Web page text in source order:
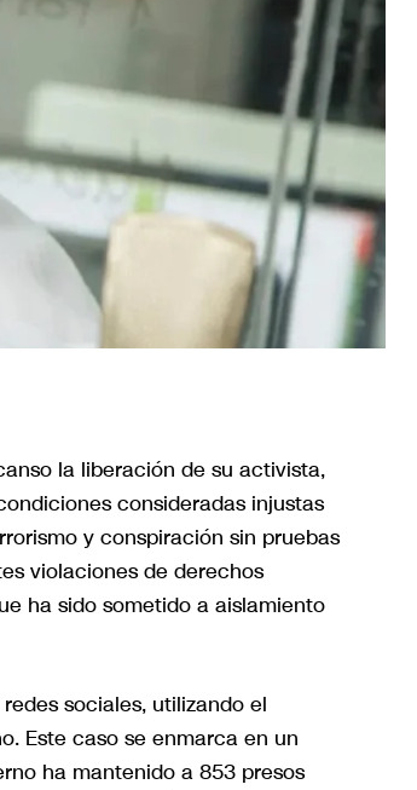
la liberación de su activista,
consideradas injustas
y conspiración sin pruebas
violaciones de derechos
ha sido sometido a aislamiento
sociales, utilizando el
Este caso se enmarca en un
ha mantenido a 853 presos